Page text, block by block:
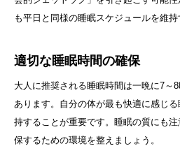
も平日と同様の睡眠スケジュールを維持
適切な睡眠時間の確保
大人に推奨される睡眠時間は一晩に7～
あります。自分の体が最も快適に感じ
持することが重要です。睡眠の質にも
保するための環境を整えましょう。